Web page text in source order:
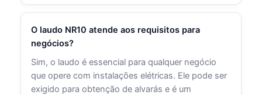
O laudo NR10 atende aos requisitos para
negócios?
Sim, o laudo é essencial para qualquer negócio
que opere com instalações elétricas. Ele pode ser
exigido para obtenção de alvarás e é um